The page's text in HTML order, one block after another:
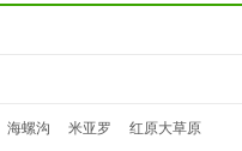
海螺沟 米亚罗
红原大草原